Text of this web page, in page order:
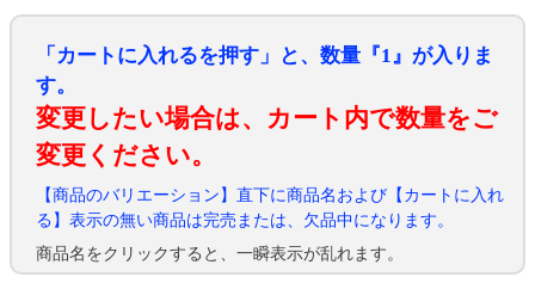
「カートに入れるを押す」と、数量『1』が入りま
す。
変更したい場合は、カート内で数量をご
変更ください。
【商品のバリエーション】直下に商品名および【カートに入れ
る】表示の無い商品は完売または、欠品中になります。
商品名をクリックすると、一瞬表示が乱れます。